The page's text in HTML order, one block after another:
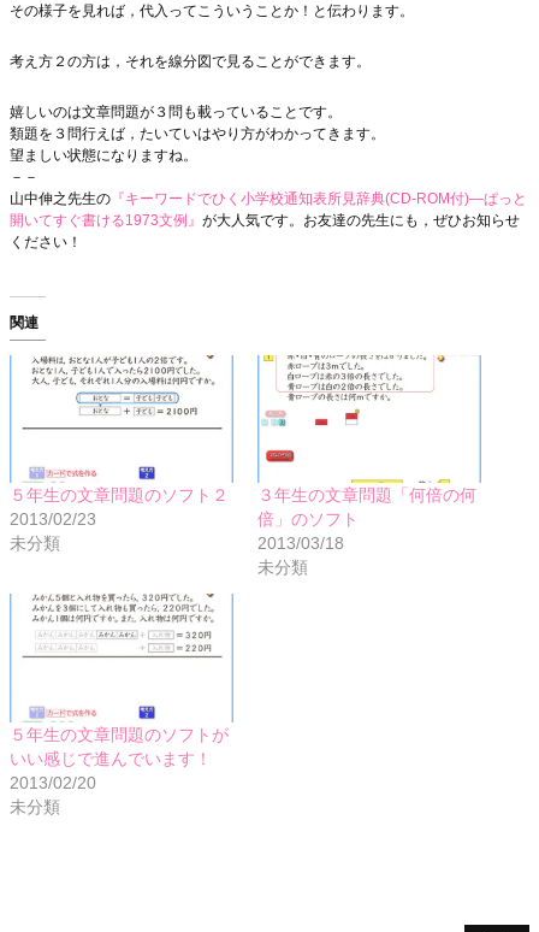
その様子を見れば，代入ってこういうことか！と伝わります。
考え方２の方は，それを線分図で見ることができます。
嬉しいのは文章問題が３問も載っていることです。
類題を３問行えば，たいていはやり方がわかってきます。
望ましい状態になりますね。
－－
山中伸之先生の 『キーワードでひく小学校通知表所見辞典(CD-ROM付)―ぱっと
開いてすぐ書ける1973文例』 が大人気です。お友達の先生にも，ぜひお知らせ
ください！
関連
５年生の文章問題のソフト２
2013/02/23
未分類
３年生の文章問題「何倍の何
倍」のソフト
2013/03/18
未分類
５年生の文章問題のソフトが
いい感じで進んでいます！
2013/02/20
未分類